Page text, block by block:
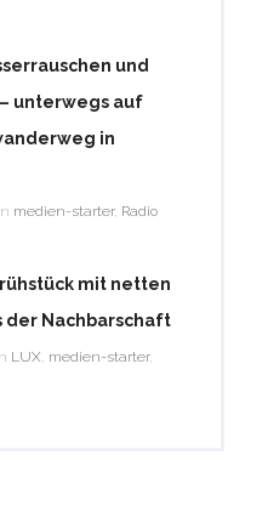
und
unterwegs auf
in
medien-starter, Radio
mit netten
der Nachbarschaft
LUX, medien-starter,